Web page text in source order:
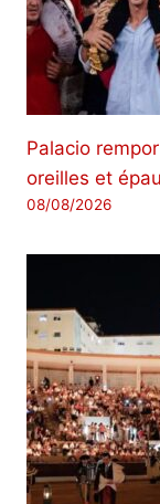
Palacio
oreilles et
08/08/2026